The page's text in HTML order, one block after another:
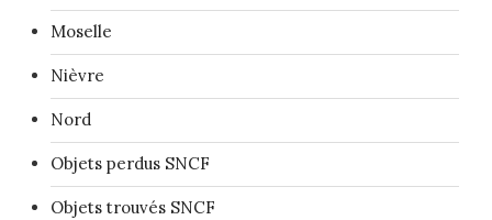
Moselle
Nièvre
Nord
Objets perdus SNCF
Objets trouvés SNCF